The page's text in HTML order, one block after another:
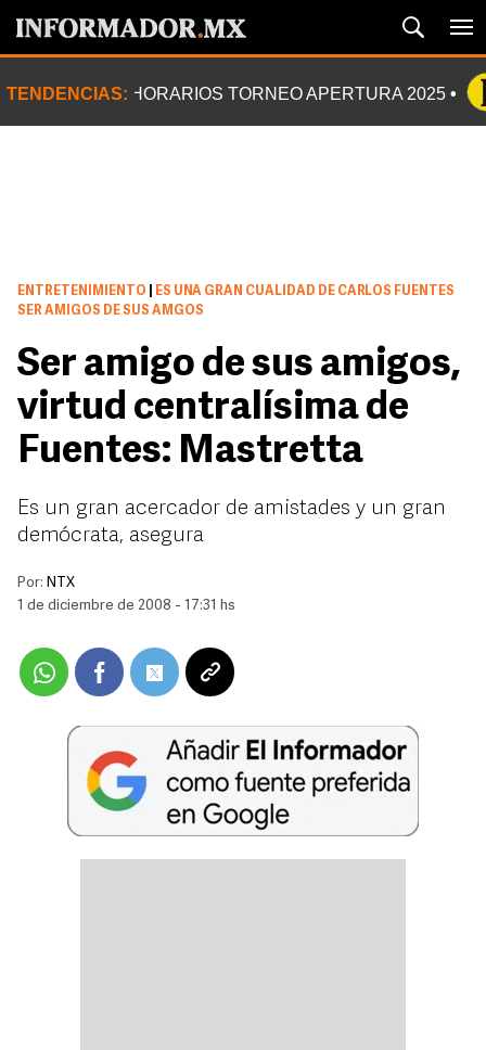
TENDENCIAS: HORARIOS TORNEO APERTURA 2025
ENTRETENIMIENTO
ES UNA GRAN CUALIDAD DE CARLOS FUENTES
SER AMIGOS DE SUS AMGOS
Ser amigo de sus amigos,
virtud centralísima de
Fuentes: Mastretta
Es un gran acercador de amistades y un gran
demócrata, asegura
Por: NTX
1 de diciembre de 2008 - 17:31 hs